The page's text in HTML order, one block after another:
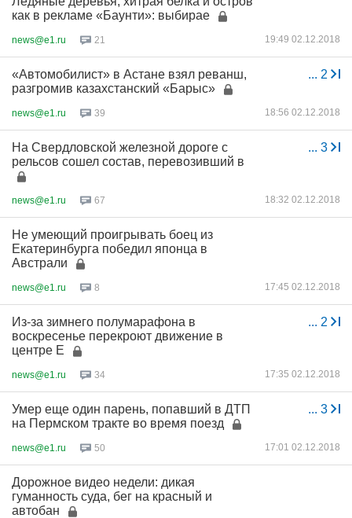
как в рекламе «Баунти»: выбирае
news@e1.ru 21 19:49 02.12.2018
... 2
«Автомобилист» в Астане взял реванш,
разгромив казахстанский «Барыс»
news@e1.ru 39 18:56 02.12.2018
... 3
На Свердловской железной дороге с
рельсов сошел состав, перевозивший в
news@e1.ru 67 18:32 02.12.2018
Не умеющий проигрывать боец из
Екатеринбурга победил японца в
Австрали
news@e1.ru 8 17:45 02.12.2018
... 2
Из-за зимнего полумарафона в
воскресенье перекроют движение в
центре Е
news@e1.ru 34 17:35 02.12.2018
... 3
Умер еще один парень, попавший в ДТП
на Пермском тракте во время поезд
news@e1.ru 50 17:01 02.12.2018
Дорожное видео недели: дикая
гуманность суда, бег на красный и
автобан